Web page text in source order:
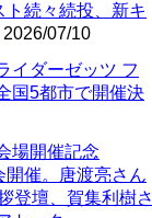
ト続々続投、新キ
2026/07/10
イダーゼッツ フ
国5都市で開催決
場開催記念
開催。唐渡亮さん
登壇、賀集利樹さ